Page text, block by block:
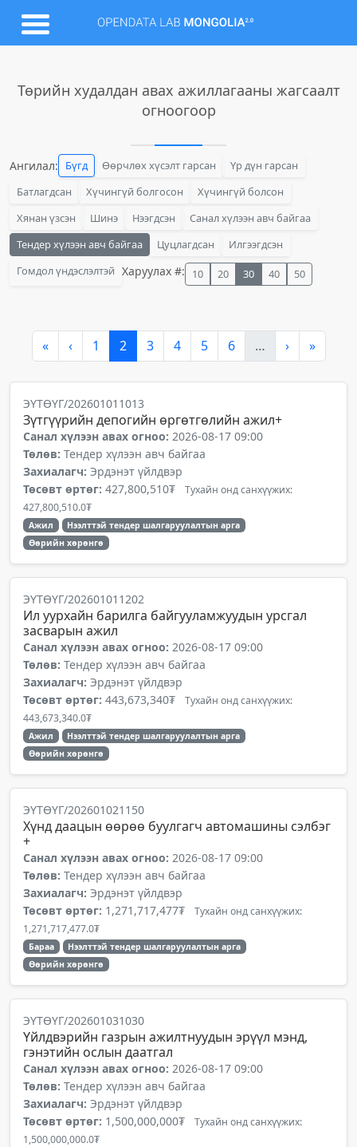
Төрийн худалдан авах ажиллагааны жагсаалт
огноогоор
Ангилал: Бүгд Өөрчлөх хүсэлт гарсан
Үр дүн гарсан
Батлагдсан
Хүчингүй болгосон
Хүчингүй болсон
Хянан үзсэн
Шинэ Нээгдсэн
Санал хүлээн авч байгаа
Тендер хүлээн авч байгаа
Цуцлагдсан
Илгээгдсэн
Гомдол үндэслэлтэй Харуулах #: 10 20 30 40 50
« ‹ 1 2 3 4 5 6 … › »
ЭҮТӨҮГ/202601011013
Зүтгүүрийн депогийн өргөтгөлийн ажил+
Санал хүлээн авах огноо: 2026-08-17 09:00
Төлөв: Тендер хүлээн авч байгаа
Захиалагч: Эрдэнэт үйлдвэр
Төсөвт өртөг: 427,800,510₮ Тухайн онд санхүүжих:
427,800,510.0₮
Ажил
Нээлттэй тендер шалгаруулалтын арга
Өөрийн хөрөнгө
ЭҮТӨҮГ/202601011202
Ил уурхайн барилга байгууламжуудын урсгал
засварын ажил
Санал хүлээн авах огноо: 2026-08-17 09:00
Төлөв: Тендер хүлээн авч байгаа
Захиалагч: Эрдэнэт үйлдвэр
Төсөвт өртөг: 443,673,340₮ Тухайн онд санхүүжих:
443,673,340.0₮
Ажил
Нээлттэй тендер шалгаруулалтын арга
Өөрийн хөрөнгө
ЭҮТӨҮГ/202601021150
Хүнд даацын өөрөө буулгагч автомашины сэлбэг
+
Санал хүлээн авах огноо: 2026-08-17 09:00
Төлөв: Тендер хүлээн авч байгаа
Захиалагч: Эрдэнэт үйлдвэр
Төсөвт өртөг: 1,271,717,477₮ Тухайн онд санхүүжих:
1,271,717,477.0₮
Бараа
Нээлттэй тендер шалгаруулалтын арга
Өөрийн хөрөнгө
ЭҮТӨҮГ/202601031030
Үйлдвэрийн газрын ажилтнуудын эрүүл мэнд,
гэнэтийн ослын даатгал
Санал хүлээн авах огноо: 2026-08-17 09:00
Төлөв: Тендер хүлээн авч байгаа
Захиалагч: Эрдэнэт үйлдвэр
Төсөвт өртөг: 1,500,000,000₮ Тухайн онд санхүүжих:
1,500,000,000.0₮